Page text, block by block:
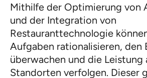
Mithilfe der Optimierung von
und der Integration von
Restauranttechnologie
Aufgaben rationalisieren, den
überwachen und die Leistung
Standorten verfolgen. Dieser